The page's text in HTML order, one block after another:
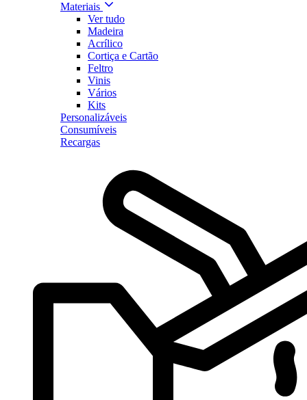
Materiais
Ver tudo
Madeira
Acrílico
Cortiça e Cartão
Feltro
Vinis
Vários
Kits
Personalizáveis
Consumíveis
Recargas